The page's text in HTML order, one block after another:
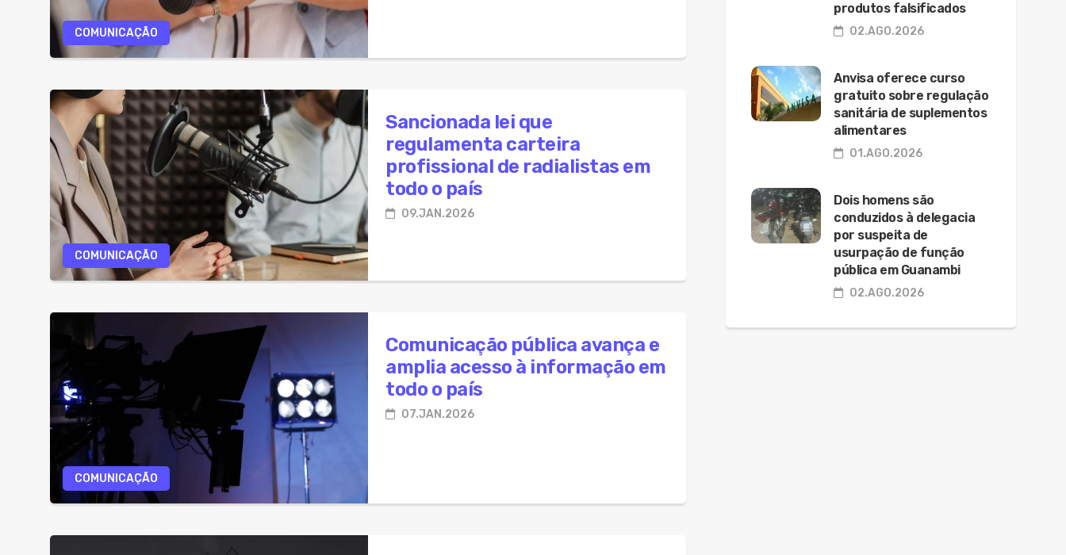
COMUNICAÇÃO
COMUNICAÇÃO
Sancionada lei que
regulamenta carteira
profissional de radialistas em
todo o país
09.JAN.2026
COMUNICAÇÃO
Comunicação pública avança e
amplia acesso à informação em
todo o país
07.JAN.2026
produtos falsificados
02.AGO.2026
Anvisa oferece curso
gratuito sobre regulação
sanitária de suplementos
alimentares
01.AGO.2026
Dois homens são
conduzidos à delegacia
por suspeita de
usurpação de função
pública em Guanambi
02.AGO.2026